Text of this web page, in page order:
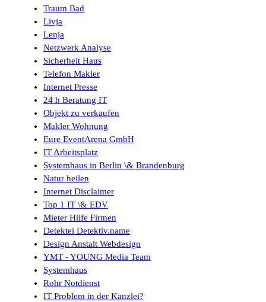
Traum Bad
Livja
Lenja
Netzwerk Analyse
Sicherheit Haus
Telefon Makler
Internet Presse
24 h Beratung IT
Objekt zu verkaufen
Makler Wohnung
Eure EventArena GmbH
IT Arbeitsplatz
Systemhaus in Berlin \& Brandenburg
Natur heilen
Internet Disclaimer
Top 1 IT \& EDV
Mieter Hilfe Firmen
Detektei Detektiv.name
Design Anstalt Webdesign
YMT - YOUNG Media Team
Systemhaus
Rohr Notdienst
IT Problem in der Kanzlei?